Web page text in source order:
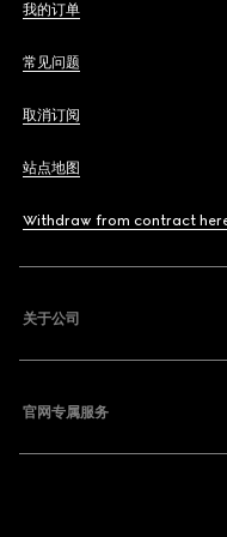
我的订单
常见问题
取消订阅
站点地图
Withdraw from contract
关于公司
官网专属服务